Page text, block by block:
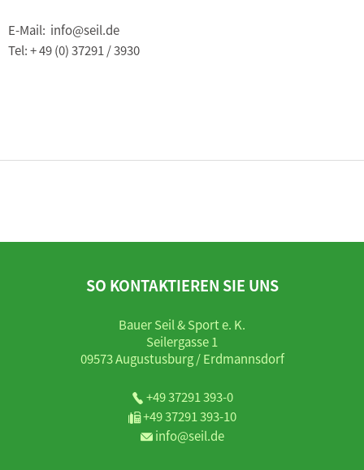
E-Mail: info@seil.de
Tel: + 49 (0) 37291 / 3930
SO KONTAKTIEREN SIE UNS
Bauer Seil & Sport e. K.
Seilergasse 1
09573 Augustusburg / Erdmannsdorf
+49 37291 393-0
+49 37291 393-10
info@seil.de